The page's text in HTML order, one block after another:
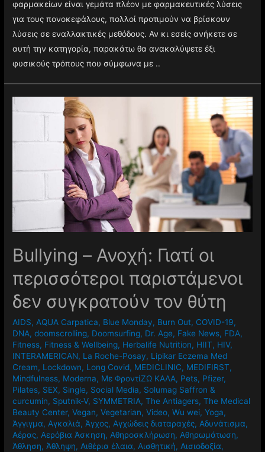
φαρμακείων είναι γεμάτα πλέον με φαρμακευτικές λύσεις
για τους πονοκεφάλους, πολλοί προτιμούν να βρίσκουν
λύσεις σε εναλλακτικές μεθόδους. Αν κι εσείς ανήκετε σε
αυτή την κατηγορία, παρακάτω θα ανακαλύψετε έξι
φυσικούς τρόπους που σύμφωνα με ..
Βullying – Ανοχή: Γιατί οι
περισσότεροι παριστάμενοι
δεν συγκρατούν τον θύτη
AIDS,AQUA Carpatica, Blue Monday, Burn Out, COVID-19,
DNA,doomscrolling, Doomsurfing, Dr. Age, Fake News, FDA,
Fitness, Fitness & Wellbeing, Herbalife Nutrition, HIIT, HIV,
INTERAMERICAN, La Roche-Posay, Lipikar Eczema Med
Cream, Lockdown, Long Covid, MEDICLINIC, MEDIFIRST,
Mindfulness, Moderna, Mε ΦροντίΖΩ ΚΑΛΑ, Pets, Pfizer,
Pilates, SEX, Single, Social Media, Solumag Saffron &
curcumin, Sputnik-V, SYMMETRIA,The Antiagers,The Medical
Beauty Center,Vegan,Vegetarian,Video,Wu wei,Yoga,
Άγγιγμα,Αγκαλιά,Άγχος,Αγχώδεις διαταραχές,Αδυνάτισμα,
Αέρας,Αερόβια Άσκηση,Αθηροσκλήρωση,Αθηρωμάτωση,
Άθληση,Άθληψη,Αιθέρια έλαια,Αισθητική,Αισιοδοξία,